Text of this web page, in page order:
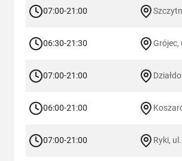
07:00-21:00
06:30-21:30 Grójec,
07:00-21:00
06:00-21:00
07:00-21:00 Ryki,